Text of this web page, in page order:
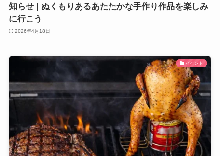
知らせ | ぬくもりあるあたたかな手作り作品を楽しみ
に行こう
2026年4月18日
イベント